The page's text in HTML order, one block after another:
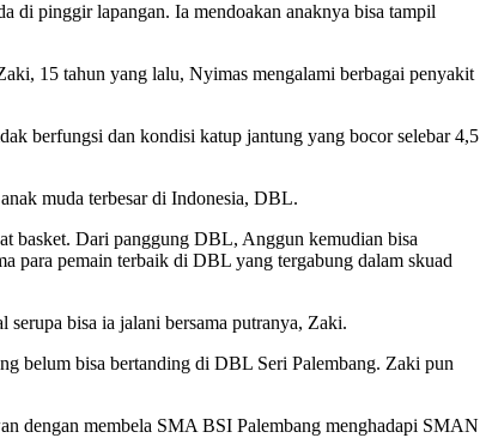
di pinggir lapangan. Ia mendoakan anaknya bisa tampil
15 tahun yang lalu, Nyimas mengalami berbagai penyakit
berfungsi dan kondisi katup jantung yang bocor selebar 4,5
muda terbesar di Indonesia, DBL.
basket. Dari panggung DBL, Anggun kemudian bisa
para pemain terbaik di DBL yang tergabung dalam skuad
bisa ia jalani bersama putranya, Zaki.
belum bisa bertanding di DBL Seri Palembang. Zaki pun
dengan membela SMA BSI Palembang menghadapi SMAN